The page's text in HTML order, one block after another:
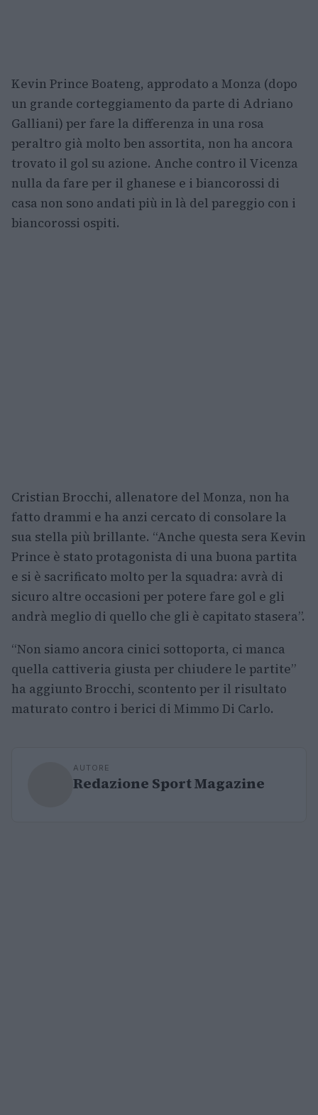
Kevin Prince Boateng, approdato a Monza (dopo
un grande corteggiamento da parte di Adriano
Galliani) per fare la differenza in una rosa
peraltro già molto ben assortita, non ha ancora
trovato il gol su azione. Anche contro il Vicenza
nulla da fare per il ghanese e i biancorossi di
casa non sono andati più in là del pareggio con i
biancorossi ospiti.
Cristian Brocchi, allenatore del Monza, non ha
fatto drammi e ha anzi cercato di consolare la
sua stella più brillante. “Anche questa sera Kevin
Prince è stato protagonista di una buona partita
e si è sacrificato molto per la squadra: avrà di
sicuro altre occasioni per potere fare gol e gli
andrà meglio di quello che gli è capitato stasera”.
“Non siamo ancora cinici sottoporta, ci manca
quella cattiveria giusta per chiudere le partite”
ha aggiunto Brocchi, scontento per il risultato
maturato contro i berici di Mimmo Di Carlo.
AUTORE
Redazione Sport Magazine